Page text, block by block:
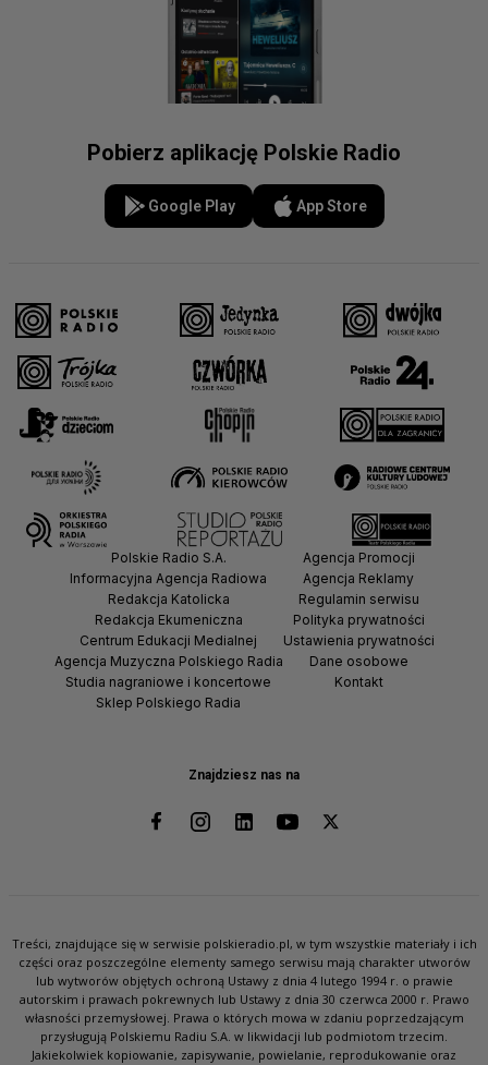
Pobierz aplikację Polskie Radio
Google Play App Store
Znajdziesz nas na
Polskie Radio S.A.
Informacyjna Agencja Radiowa
Redakcja Katolicka
Redakcja Ekumeniczna
Centrum Edukacji Medialnej
Agencja Muzyczna Polskiego Radia
Studia nagraniowe i koncertowe
Sklep Polskiego Radia
Agencja Promocji
Agencja Reklamy
Regulamin serwisu
Polityka prywatności
Ustawienia prywatności
Dane osobowe
Kontakt
Treści, znajdujące się w serwisie polskieradio.pl, w tym wszystkie materiały i ich
części oraz poszczególne elementy samego serwisu mają charakter utworów
lub wytworów objętych ochroną Ustawy z dnia 4 lutego 1994 r. o prawie
autorskim i prawach pokrewnych lub Ustawy z dnia 30 czerwca 2000 r. Prawo
własności przemysłowej. Prawa o których mowa w zdaniu poprzedzającym
przysługują Polskiemu Radiu S.A. w likwidacji lub podmiotom trzecim.
Jakiekolwiek kopiowanie, zapisywanie, powielanie, reprodukowanie oraz